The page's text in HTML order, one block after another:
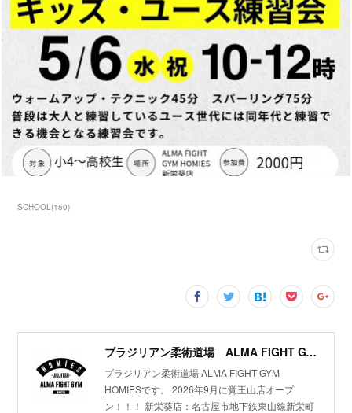
SCHOOL(150)
ブラジリアン柔術道場 ALMA FIGHT GYM HOMIES(ホーミーズ)
ブラジリアン柔術道場 ALMA FIGHT GYM
HOMIESです。 2026年9月に覚王山店オープ
ン！！！ 新栄葵店：名古屋市地下鉄東山線新栄町